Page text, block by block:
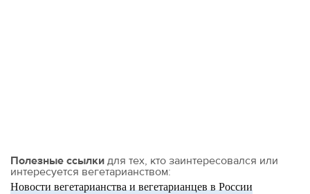
Полезные ссылки для тех, кто заинтересовался или
интересуется вегетарианством:
Новости вегетарианства и вегетарианцев в России